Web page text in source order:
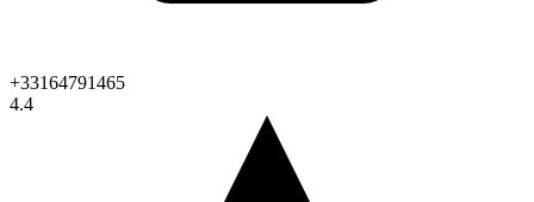
+33164791465
4.4